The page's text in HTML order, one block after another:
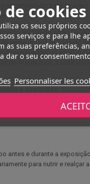
de cookies
os seus próprios
serviços e para lhe
as suas preferências,
dar o seu
Personnaliser les
para as peles
acetinado e não
vento, ao mesmo tempo
um efeito
da flor de tiare, a
cabelo, proporcionando
e de evasão. hidrata as
antes e durante a
para nutrir e realçar a